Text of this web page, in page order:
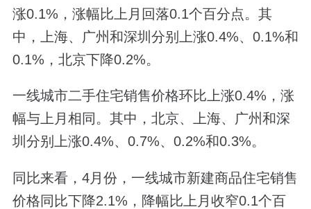
涨0.1%，涨幅比上月回落0.1个百分点。其
中，上海、广州和深圳分别上涨0.4%、0.1%和
0.1%，北京下降0.2%。
一线城市二手住宅销售价格环比上涨0.4%，涨
幅与上月相同。其中，北京、上海、广州和深
圳分别上涨0.4%、0.7%、0.2%和0.3%。
同比来看，4月份，一线城市新建商品住宅销售
价格同比下降2.1%，降幅比上月收窄0.1个百